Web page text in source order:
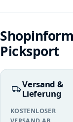
Picksport
Versand &
Lieferung
KOSTENLOSER